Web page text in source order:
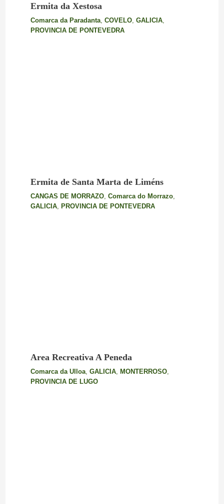
Ermita da Xestosa
Comarca da Paradanta, COVELO, GALICIA,
PROVINCIA DE PONTEVEDRA
Ermita de Santa Marta de Liméns
CANGAS DE MORRAZO, Comarca do Morrazo,
GALICIA, PROVINCIA DE PONTEVEDRA
Area Recreativa A Peneda
Comarca da Ulloa, GALICIA, MONTERROSO,
PROVINCIA DE LUGO